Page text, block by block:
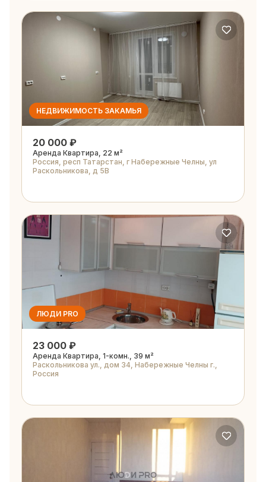
НЕДВИЖИМОСТЬ ЗАКАМЬЯ
20 000 ₽
Аренда Квартира, 22 м²
Россия, респ Татарстан, г Набережные Челны, ул
Раскольникова, д 5В
ЛЮДИ PRO
23 000 ₽
Аренда Квартира, 1-комн., 39 м²
Раскольникова ул., дом 34, Набережные Челны г.,
Россия